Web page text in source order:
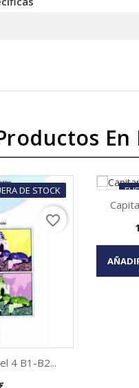
DE STOCK
4 B1-B2...
favorite_border